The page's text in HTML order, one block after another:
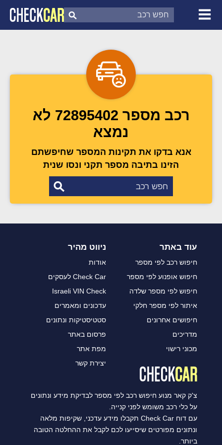
צ'ק קאר
דוח בדיקת רכב
רכב מספר 72895402 לא
נמצא
אנא בדקו את תקינות המספר שחיפשתם
הזינו בתיבה מספר תקני ונסו שנית
עוד באתר
חיפוש רכב לפי מספר
חיפוש אופנוע לפי מספר
חיפוש לפי מספר שלדה
איתור לפי מספר חלקי
חיפושים אחרונים
מדריכים
מכוני רישוי
ניווט מהיר
אודות
Check Car לעסקים
Israeli VIN Check
עדכונים ומאמרים
סטטיסטיקות ונתונים
פרסום באתר
מפת אתר
יצירת קשר
צ'ק קאר מנוע חיפוש רכב לפי מספר לבדיקת מידע ונתונים
על כלי רכב משומש לפני קנייה.
עם דוח Check Car תקבלו מידע עדכני, שקיפות מלאה
ונתונים מפורטים שיסייעו לכם לקבל את ההחלטה הטובה
ביותר.